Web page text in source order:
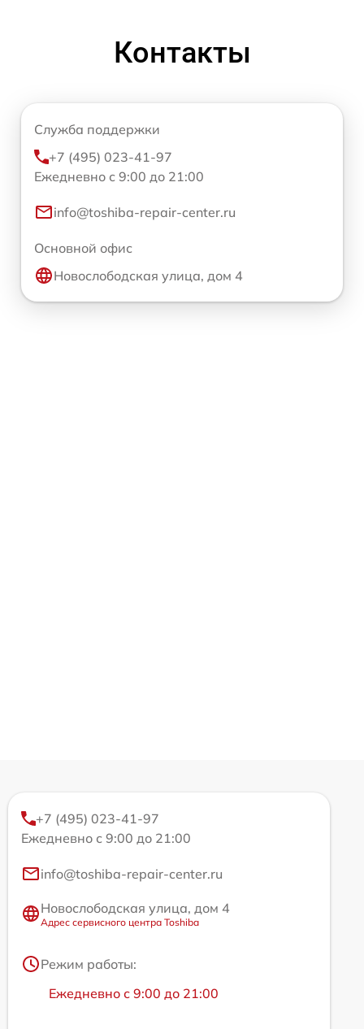
Контакты
Служба поддержки
+7 (495) 023-41-97
Ежедневно с 9:00 до 21:00
info@toshiba-repair-center.ru
Основной офис
Новослободская улица, дом 4
+7 (495) 023-41-97
Ежедневно с 9:00 до 21:00
info@toshiba-repair-center.ru
Новослободская улица, дом 4
Адрес сервисного центра Toshiba
Режим работы:
Ежедневно с 9:00 до 21:00